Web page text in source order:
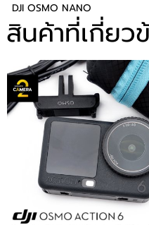
DJI OSMO NANO
สินค้าที่เกี่ยว